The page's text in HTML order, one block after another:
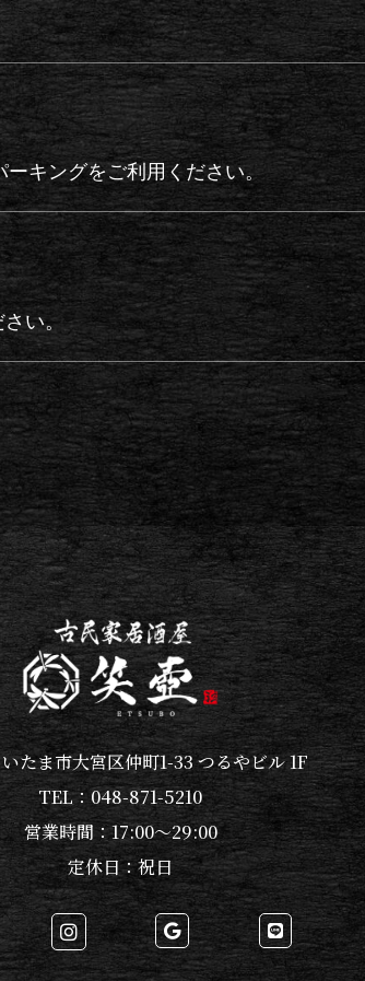
キングをご利用ください。
い。
たま市大宮区仲町1-33 つるやビル 1F
TEL：048-871-5210
営業時間：17:00～29:00
定休日：祝日
  